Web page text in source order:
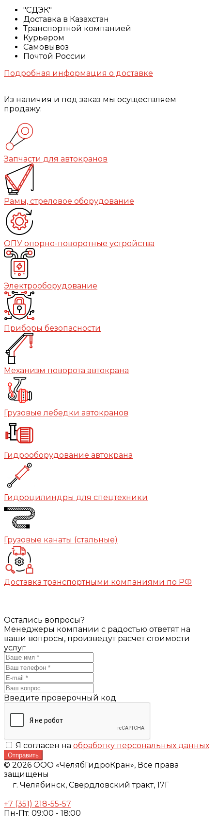
"СДЭК"
Доставка в Казахстан
Транспортной компанией
Курьером
Самовывоз
Почтой России
Подробная информация о доставке
Из наличия и под заказ мы осуществляем
продажу:
Запчасти для автокранов
Рамы, стреловое оборудование
ОПУ опорно-поворотные устройства
Электрооборудование
Приборы безопасности
Механизм поворота автокрана
Грузовые лебедки автокранов
Гидрооборудование автокрана
Гидроцилиндры для спецтехники
Грузовые канаты (стальные)
Доставка транспортными компаниями по РФ
Остались вопросы?
Менеджеры компании с радостью ответят на
ваши вопросы, произведут расчет стоимости
услуг
Введите проверочный код
Я согласен на обработку персональных данных
Отправить
© 2026 ООО «ЧелябГидроКран», Все права
защищены
г. Челябинск, Свердловский тракт, 17Г
+7 (351) 218-55-57
Пн-Пт: 09:00 - 18:00